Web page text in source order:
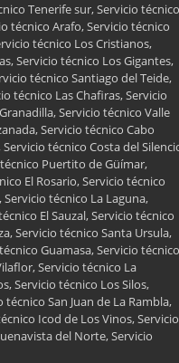
Tenerife sur, Servicio técnico
técnico Arafo, Servicio técnico
técnico Los Cristianos,
Servicio técnico Los Gigantes,
técnico Santiago del Teide,
técnico Las Chafiras, Servicio
Servicio técnico Valle
Servicio técnico Cabo
técnico Costa del
Puertito de Güímar,
El Rosario, Servicio técnico
Servicio técnico La Laguna,
El Sauzal, Servicio técnico
Servicio técnico Santa Ursula,
Guamasa, Servicio técnico
Servicio técnico La
Servicio técnico Los Silos,
San Juan de La Rambla,
Icod de Los Vinos, Servicio
del Norte, Servicio